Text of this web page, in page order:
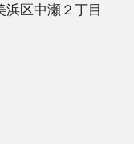
区中瀬２丁目